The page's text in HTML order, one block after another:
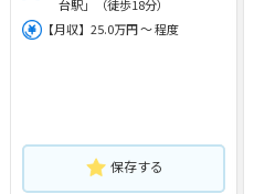
台駅」（徒歩18分）
【月収】25.0万円 ～ 程度
保存する